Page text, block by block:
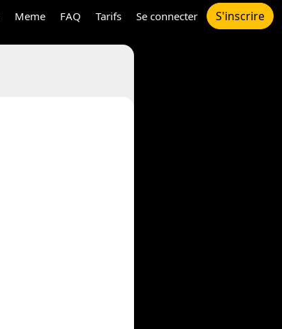
Meme FAQ Tarifs Se connecter S'inscrire